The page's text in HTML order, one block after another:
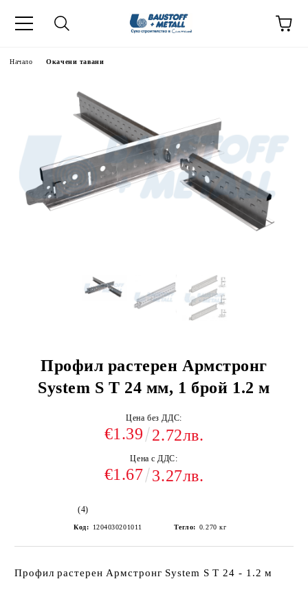
Начало Окачени тавани
Профил растерен Армстронг
System S Т 24 мм, 1 брой 1.2 м
Цена без ДДС:
€1.39 2.72лв.
Цена с ДДС:
€1.67 3.27лв.
(4)
Код: 1204030201011 Тегло: 0.270 кг
Профил растерен Армстронг System S Т 24 - 1.2 м